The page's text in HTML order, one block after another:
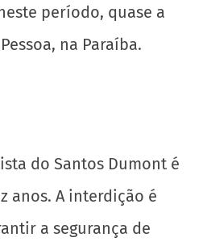
período, quase a
na Paraíba.
do Santos Dumont é
anos. A interdição é
a segurança de